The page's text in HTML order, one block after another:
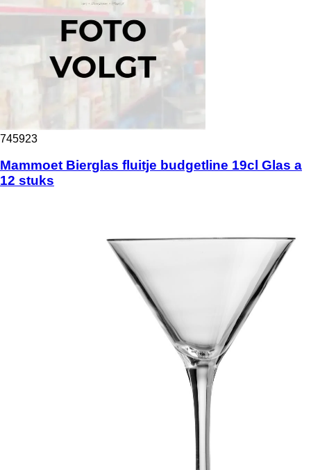
745923
Mammoet Bierglas fluitje budgetline 19cl Glas a
12 stuks